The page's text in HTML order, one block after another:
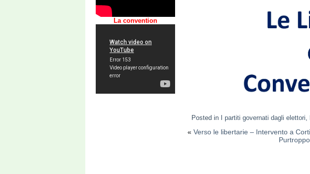
La convention
Posted in I partiti governati dagli elettori
« Verso le libertarie – Intervento a